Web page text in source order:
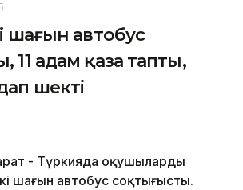
шағын автобус
11 адам қаза тапты,
шекті
- Түркияда оқушыларды
шағын автобус соқтығысты.